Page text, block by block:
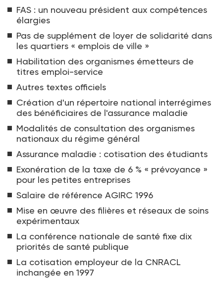
FAS : un nouveau président aux compétences
élargies
Pas de supplément de loyer de solidarité dans
les quartiers « emplois de ville »
Habilitation des organismes émetteurs de
titres emploi-service
Autres textes officiels
Création d'un répertoire national interrégimes
des bénéficiaires de l'assurance maladie
Modalités de consultation des organismes
nationaux du régime général
Assurance maladie : cotisation des étudiants
Exonération de la taxe de 6 % « prévoyance »
pour les petites entreprises
Salaire de référence AGIRC 1996
Mise en œuvre des filières et réseaux de soins
expérimentaux
La conférence nationale de santé fixe dix
priorités de santé publique
La cotisation employeur de la CNRACL
inchangée en 1997